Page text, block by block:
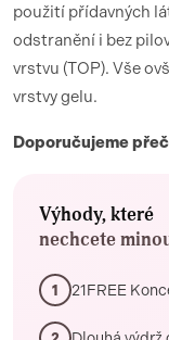
použití přídavných
odstranění i bez
vrstvu (TOP). Vše
vrstvy gelu.
Doporučujeme
Výhody, které
nechcete
1 21FREE